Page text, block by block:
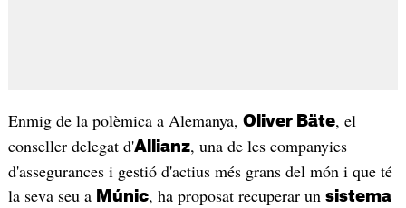
Enmig de la polèmica a Alemanya, Oliver Bäte, el
conseller delegat d'Allianz, una de les companyies
d'assegurances i gestió d'actius més grans del món i que té
la seva seu a Múnic, ha proposat recuperar un sistema